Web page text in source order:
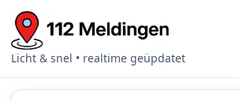
Licht & snel • realtime geüpdatet